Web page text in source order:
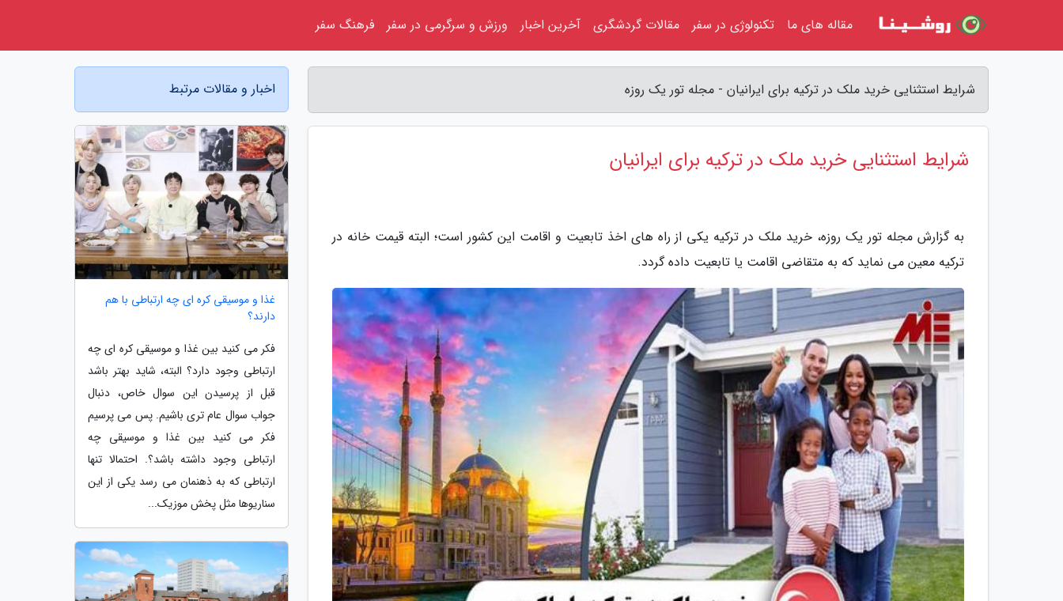
شرایط استثنایی خرید ملک در ترکیه برای ایرانیان - مجله تور یک روزه
شرایط استثنایی خرید ملک در ترکیه برای ایرانیان
به گزارش مجله تور یک روزه، خرید ملک در ترکیه یکی از راه های اخذ تابعیت و اقامت این کشور است؛ البته قیمت خانه در
ترکیه معین می نماید که به متقاضی اقامت یا تابعیت داده گردد.
اخبار و مقالات مرتبط
غذا و موسیقی کره ای چه ارتباطی با هم
دارند؟
فکر می کنید بین غذا و موسیقی کره ای چه
ارتباطی وجود دارد؟ البته، شاید بهتر باشد
قبل از پرسیدن این سوال خاص، دنبال
جواب سوال عام تری باشیم. پس می پرسیم
فکر می کنید بین غذا و موسیقی چه
ارتباطی وجود داشته باشد؟. احتمالا تنها
ارتباطی که به ذهنمان می رسد یکی از این
سناریوها مثل پخش موزیک...
مقاله های ما تکنولوژی در سفر مقالات گردشگری آخرین اخبار ورزش و سرگرمی در سفر فرهنگ سفر